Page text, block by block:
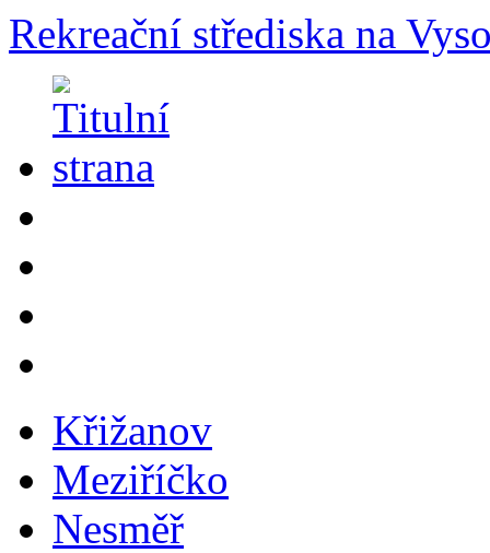
Rekreační střediska na
Křižanov
Meziříčko
Nesměř